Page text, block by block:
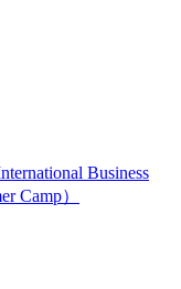
Business
Camp）